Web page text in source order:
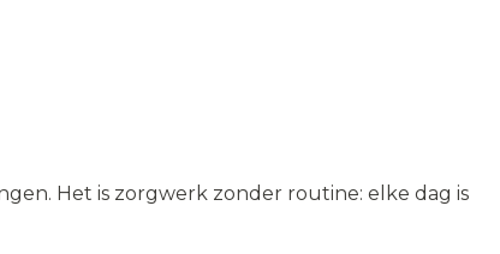
Het is zorgwerk zonder routine: elke dag is